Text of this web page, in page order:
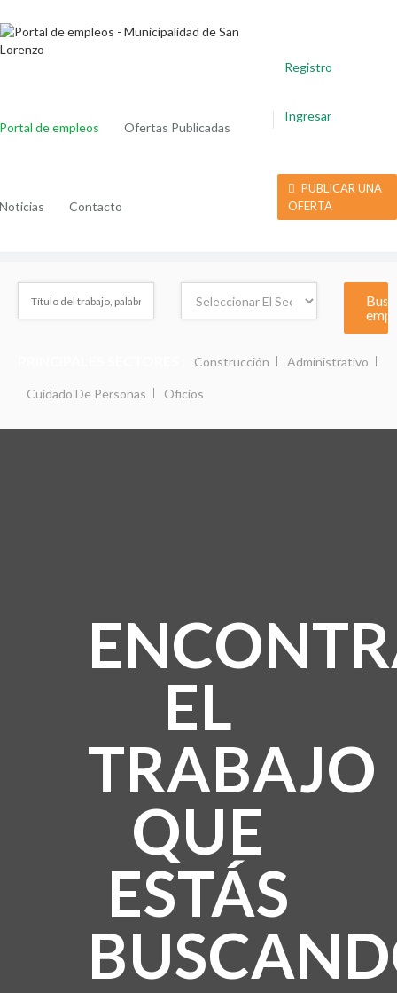
Portal de empleos Ofertas Publicadas
Noticias Contacto
Registro
Ingresar
PUBLICAR UNA
OFERTA
Construcción Administrativo
Cuidado De Personas Oficios
EL
TRABAJO
QUE
ESTÁS